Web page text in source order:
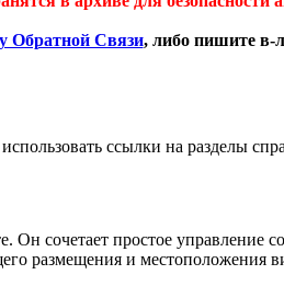
Обратной Связи, либо пишите в-
ссылки на разделы
Он сочетает простое
размещения и местоположения